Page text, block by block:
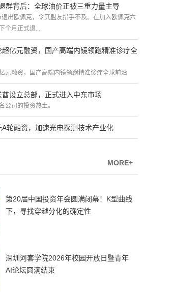
群背后：全球油价正被三重力量主导
出欧佩克，令其盟友措手不及。在加入欧佩克六
个月正式退...
亿元融资，国产高端内镜领跑精准诊疗全
元融资，国产高端内镜领跑精准诊疗全球前沿
设立总部，正式进入中东市场
公司的投资热土。
轮融资，加速光电探测技术产业化
MORE+
第20届中国投资年会圆满闭幕！K型曲线
下，寻找穿越分化的确定性
深圳河套学院2026年校园开放日暨青年
AI论坛圆满结束